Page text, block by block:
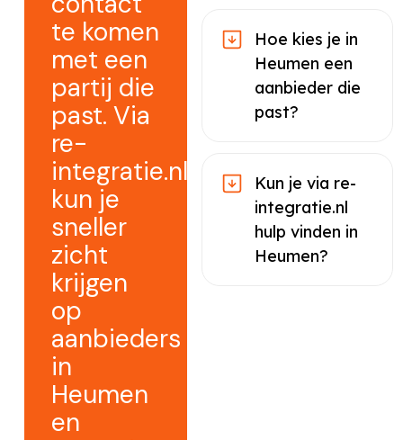
te komen
met een
partij die
past. Via
re-
integratie.nl
kun je
sneller
zicht
krijgen
op
aanbieders
in
Heumen
en
Hoe kies je in
Heumen een
aanbieder die
past?
Kun je via re-
integratie.nl
hulp vinden in
Heumen?